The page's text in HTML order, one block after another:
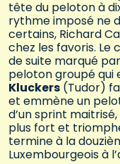
tête du peloton à
rythme imposé ne
certains, Richard
chez les favoris. Le
de suite marqué
peloton groupé qui
Kluckers (Tudor)
et emmène un
d’un sprint
plus fort et
termine à la
Luxembourgeois à